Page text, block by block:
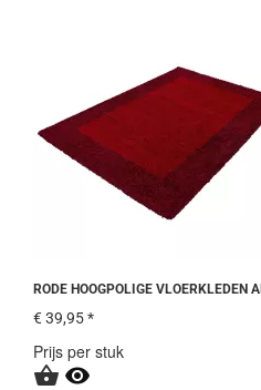
RODE HOOGPOLIGE VLOERKLEDEN
€ 39,95 *
Prijs per stuk
 